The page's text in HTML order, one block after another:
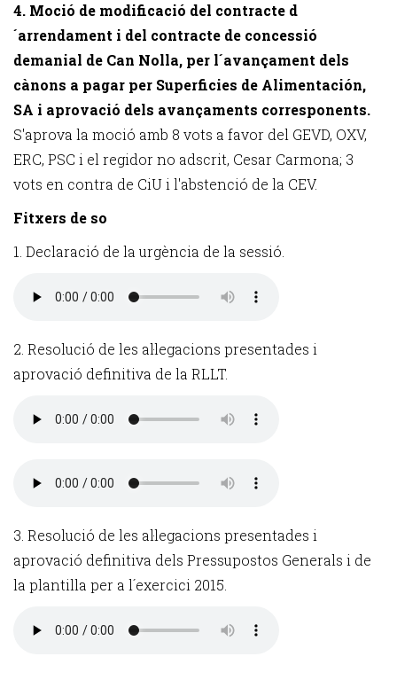
4. Moció de modificació del contracte d
´arrendament i del contracte de concessió
demanial de Can Nolla, per l´avançament dels
cànons a pagar per Superficies de Alimentación,
SA i aprovació dels avançaments corresponents.
S'aprova la moció amb 8 vots a favor del GEVD, OXV,
ERC, PSC i el regidor no adscrit, Cesar Carmona; 3
vots en contra de CiU i l'abstenció de la CEV.
Fitxers de so
1. Declaració de la urgència de la sessió.
2. Resolució de les al·legacions presentades i
aprovació definitiva de la RLLT.
3. Resolució de les al·legacions presentades i
aprovació definitiva dels Pressupostos Generals i de
la plantilla per a l´exercici 2015.